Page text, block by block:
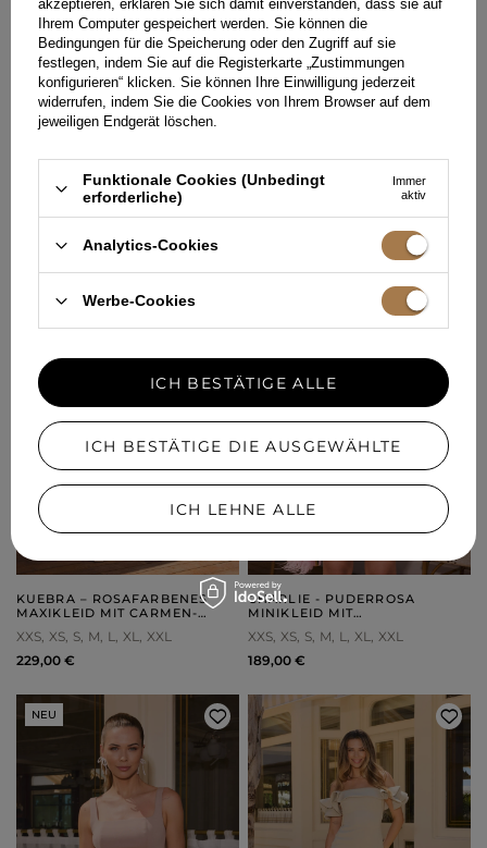
TOP MIT SCHÖSSCHEN
XS M L XL XXL
AUS BAUMWOLLSPITZE
XXS XS S M
XXL
KUEBRA – ROSAFARBENES
MAXIKLEID MIT CARMEN-
XXS XS S M L XL XXL
229,00 €
CHARLIE - PUDERROSA
MINIKLEID MIT
XXS XS S M L XL XXL
189,00 €
NEU
akzeptieren, erklären Sie sich damit einverstanden, dass sie auf
Ihrem Computer gespeichert werden. Sie können die
Bedingungen für die Speicherung oder den Zugriff auf sie
festlegen, indem Sie auf die Registerkarte „Zustimmungen
konfigurieren“ klicken. Sie können Ihre Einwilligung jederzeit
widerrufen, indem Sie die Cookies von Ihrem Browser auf dem
jeweiligen Endgerät löschen.
Funktionale Cookies (Unbedingt
erforderliche)
Immer
aktiv
Analytics-Cookies
Werbe-Cookies
ICH BESTÄTIGE DIE AUSGEWÄHLTE
ICH LEHNE ALLE
ICH BESTÄTIGE ALLE